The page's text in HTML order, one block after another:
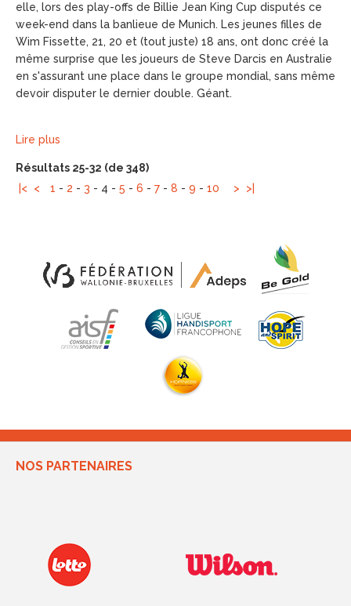
elle, lors des play-offs de Billie Jean King Cup disputés ce
week-end dans la banlieue de Munich. Les jeunes filles de
Wim Fissette, 21, 20 et (tout juste) 18 ans, ont donc créé la
même surprise que les joueurs de Steve Darcis en Australie
en s'assurant une place dans le groupe mondial, sans même
devoir disputer le dernier double. Géant.
Lire plus
Résultats 25-32 (de 348)
|<
< 1 - 2 - 3 - 4 - 5 - 6 - 7 - 8 - 9 - 10 > >|
NOS PARTENAIRES